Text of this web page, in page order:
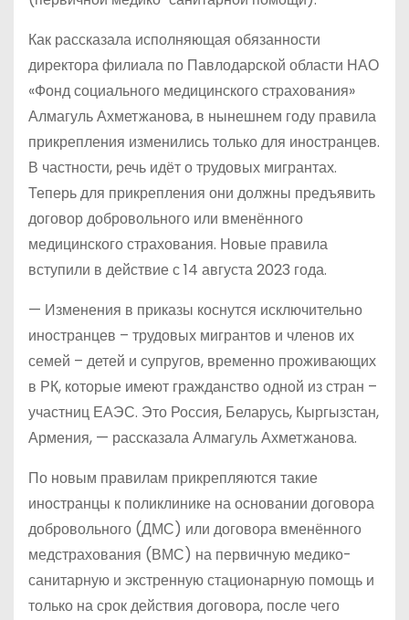
Как рассказала исполняющая обязанности
директора филиала по Павлодарской области НАО
«Фонд социального медицинского страхования»
Алмагуль Ахметжанова, в нынешнем году правила
прикрепления изменились только для иностранцев.
В частности, речь идёт о трудовых мигрантах.
Теперь для прикрепления они должны предъявить
договор добровольного или вменённого
медицинского страхования. Новые правила
вступили в действие с 14 августа 2023 года.
— Изменения в приказы коснутся исключительно
иностранцев – трудовых мигрантов и членов их
семей – детей и супругов, временно проживающих
в РК, которые имеют гражданство одной из стран –
участниц ЕАЭС. Это Россия, Беларусь, Кыргызстан,
Армения, — рассказала Алмагуль Ахметжанова.
По новым правилам прикрепляются такие
иностранцы к поликлинике на основании договора
добровольного (ДМС) или договора вменённого
медстрахования (ВМС) на первичную медико-
санитарную и экстренную стационарную помощь и
только на срок действия договора, после чего